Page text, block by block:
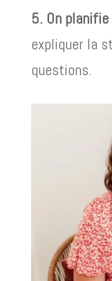
5. On
expliquer la
questions.